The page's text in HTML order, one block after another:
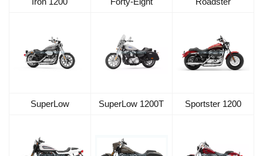
SuperLow SuperLow 1200T Sportster 1200